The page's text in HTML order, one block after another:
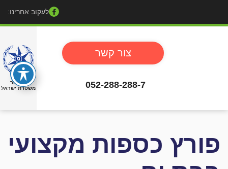
לעקוב אחרינו:
באישור
משטרת ישראל
צור קשר
052-288-288-7
פורץ כספות מקצועי